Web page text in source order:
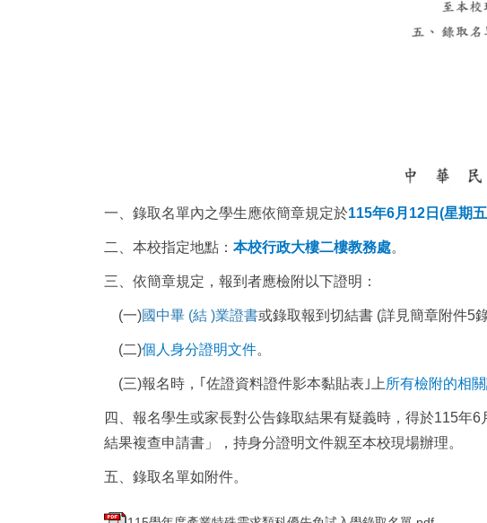
一、錄取名單內之學生應依簡章規定於115年6月12日(星期
二、本校指定地點： 本校行政大樓二樓教務處。
三、依簡章規定，報到者應檢附以下證明：
(一)國中畢 (結 )業證書或錄取報到切結書 (詳見簡章附件5
(二)個人身分證明文件。
(三)報名時，｢佐證資料證件影本黏貼表｣上 所有檢附的相
四、報名學生或家長對公告錄取結果有疑義時，得於115年
結果複查申請書」，持身分證明文件親至本校現場辦理。
五、錄取名單如附件。